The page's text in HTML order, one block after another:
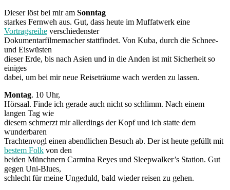
Dieser löst bei mir am Sonntag
starkes Fernweh aus. Gut, dass heute im Muffatwerk eine
Vortragsreihe verschiedenster
Dokumentarfilmemacher stattfindet. Von Kuba, durch die Schnee-
und Eiswüsten
dieser Erde, bis nach Asien und in die Anden ist mit Sicherheit so
einiges
dabei, um bei mir neue Reiseträume wach werden zu lassen.
Montag. 10 Uhr,
Hörsaal. Finde ich gerade auch nicht so schlimm. Nach einem
langen Tag wie
diesem schmerzt mir allerdings der Kopf und ich statte dem
wunderbaren
Trachtenvogl einen abendlichen Besuch ab. Der ist heute gefüllt mit
bestem Folk von den
beiden Münchnern Carmina Reyes und Sleepwalker’s Station. Gut
gegen Uni-Blues,
schlecht für meine Ungeduld, bald wieder reisen zu gehen.